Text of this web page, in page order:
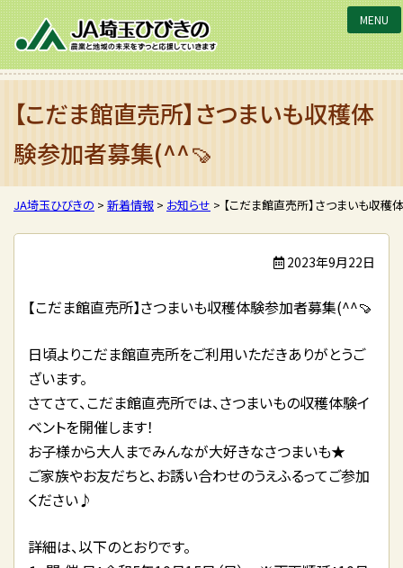
JA埼玉ひびきの
【こだま館直売所】さつまいも収穫体
験参加者募集(^^🍠
JA埼玉ひびきの > 新着情報 > お知らせ > 【こだま館直売所】さつまいも収
2023年9月22日
【こだま館直売所】さつまいも収穫体験参加者募集(^^🍠
日頃よりこだま館直売所をご利用いただきありがとうご
ざいます。
さてさて、こだま館直売所では、さつまいもの収穫体験イ
ベントを開催します！
お子様から大人までみんなが大好きなさつまいも★
ご家族やお友だちと、お誘い合わせのうえふるってご参加
ください♪
詳細は、以下のとおりです。